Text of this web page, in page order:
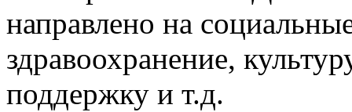
направлено на
здравоохранение,
поддержку и т.д.